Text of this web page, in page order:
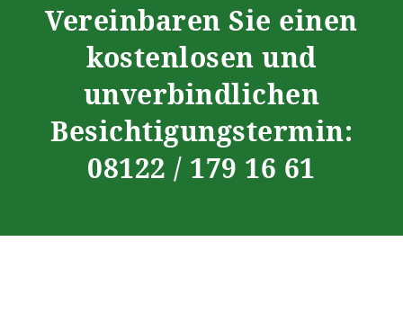
Vereinbaren Sie einen
kostenlosen und
unverbindlichen
Besichtigungstermin:
08122 / 179 16 61